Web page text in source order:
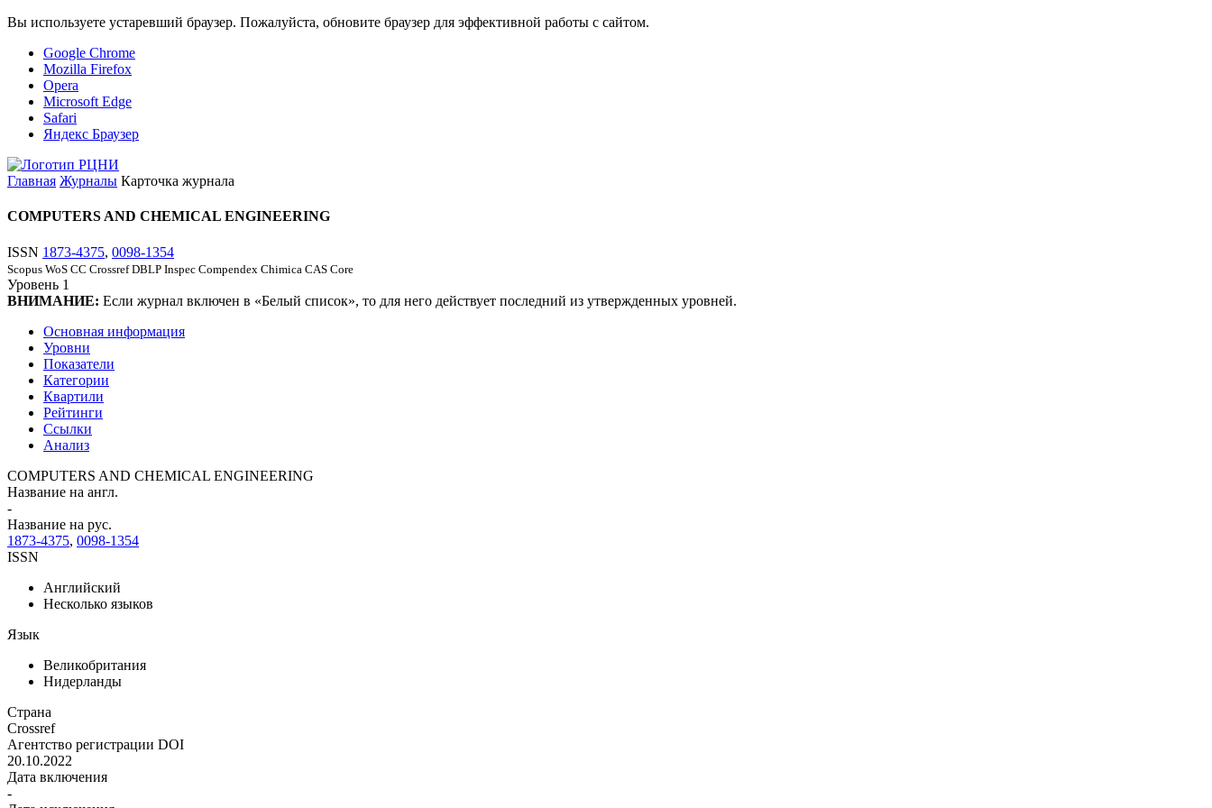
Вы используете устаревший браузер. Пожалуйста, обновите браузер для эффективной работы с сайтом.
Google Chrome
Mozilla Firefox
Opera
Microsoft Edge
Safari
Яндекс Браузер
Главная Журналы Карточка журнала
COMPUTERS AND CHEMICAL ENGINEERING
ISSN 1873-4375, 0098-1354
Scopus WoS CC Crossref DBLP Inspec Compendex Chimica CAS Core
Уровень 1
ВНИМАНИЕ: Если журнал включен в «Белый список», то для него действует последний из утвержденных уровней.
Основная информация
Уровни
Показатели
Категории
Квартили
Рейтинги
Ссылки
Анализ
COMPUTERS AND CHEMICAL ENGINEERING
Название на англ.
-
Название на рус.
1873-4375, 0098-1354
ISSN
Английский
Несколько языков
Язык
Великобритания
Нидерланды
Страна
Crossref
Агентство регистрации DOI
20.10.2022
Дата включения
-